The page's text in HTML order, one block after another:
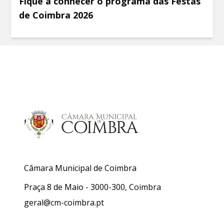
de Coimbra 2026
Câmara Municipal de Coimbra
Praça 8 de Maio - 3000-300, Coimbra
geral@cm-coimbra.pt